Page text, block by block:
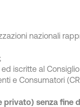
nazionali
iscritte al
e Consumatori
privato) senza fine